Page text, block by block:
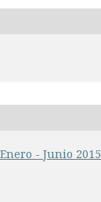
- Junio 2015